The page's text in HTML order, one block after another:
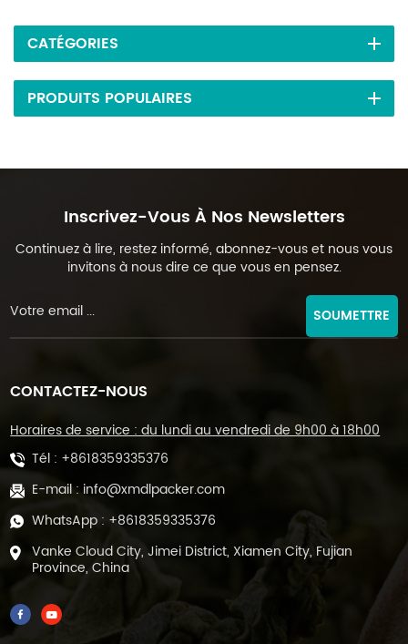
CATÉGORIES
PRODUITS POPULAIRES
Inscrivez-Vous À Nos Newsletters
Continuez à lire, restez informé, abonnez-vous et nous vous
invitons à nous dire ce que vous en pensez.
SOUMETTRE
CONTACTEZ-NOUS
Horaires de service : du lundi au vendredi de 9h00 à 18h00
Tél : +8618359335376
E-mail : info@xmdlpacker.com
WhatsApp : +8618359335376
Vanke Cloud City, Jimei District, Xiamen City, Fujian
Province, China